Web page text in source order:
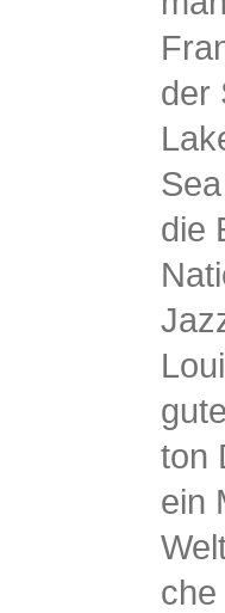
der
die
ton
ein
che